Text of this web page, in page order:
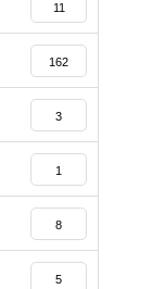
11
162
3
1
8
5